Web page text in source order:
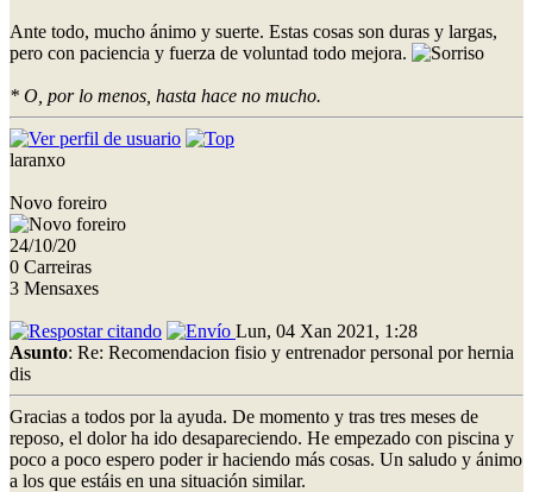
Ante todo, mucho ánimo y suerte. Estas cosas son duras y largas,
pero con paciencia y fuerza de voluntad todo mejora.
* O, por lo menos, hasta hace no mucho.
laranxo
Novo foreiro
24/10/20
0 Carreiras
3 Mensaxes
Lun, 04 Xan 2021, 1:28
Asunto: Re: Recomendacion fisio y entrenador personal por hernia
dis
Gracias a todos por la ayuda. De momento y tras tres meses de
reposo, el dolor ha ido desapareciendo. He empezado con piscina y
poco a poco espero poder ir haciendo más cosas. Un saludo y ánimo
a los que estáis en una situación similar.